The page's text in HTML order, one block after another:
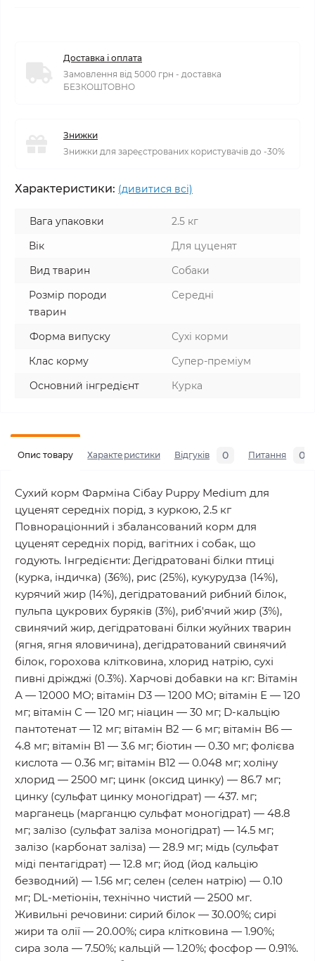
Доставка і оплата
Замовлення від 5000 грн - доставка
БЕЗКОШТОВНО
Знижки
Знижки для зареєстрованих користувачів до -30%
Характеристики: (дивитися всі)
Вага упаковки
2.5 кг
Вік
Для цуценят
Вид тварин
Собаки
Розмір породи
тварин
Середні
Форма випуску
Сухі корми
Клас корму
Супер-преміум
Основний інгредієнт
Курка
Опис товару Характеристики Відгуків 0 Питання 0
Сухий корм Фарміна Сібау Puppy Medium для
цуценят середніх порід, з куркою, 2.5 кг
Повнораціонний і збалансований корм для
цуценят середніх порід, вагітних і собак, що
годують. Інгредієнти: Дегідратовані білки птиці
(курка, індичка) (36%), рис (25%), кукурудза (14%),
курячий жир (14%), дегідратований рибний білок,
пульпа цукрових буряків (3%), риб'ячий жир (3%),
свинячий жир, дегідратовані білки жуйних тварин
(ягня, ягня яловичина), дегідратований свинячий
білок, горохова клітковина, хлорид натрію, сухі
пивні дріжджі (0.3%). Харчові добавки на кг: Вітамін
А — 12000 МО; вітамін D3 — 1200 МО; вітамін Е — 120
мг; вітамін С — 120 мг; ніацин — 30 мг; D-кальцію
пантотенат — 12 мг; вітамін В2 — 6 мг; вітамін В6 —
4.8 мг; вітамін В1 — 3.6 мг; біотин — 0.30 мг; фолієва
кислота — 0.36 мг; вітамін В12 — 0.048 мг; холіну
хлорид — 2500 мг; цинк (оксид цинку) — 86.7 мг;
цинку (сульфат цинку моногідрат) — 437. мг;
марганець (марганцю сульфат моногідрат) — 48.8
мг; залізо (сульфат заліза моногідрат) — 14.5 мг;
залізо (карбонат заліза) — 28.9 мг; мідь (сульфат
міді пентагідрат) — 12.8 мг; йод (йод кальцію
безводний) — 1.56 мг; селен (селен натрію) — 0.10
мг; DL-метіонін, технічно чистий — 2500 мг.
Живильні речовини: сирий білок — 30.00%; сирі
жири та олії — 20.00%; сира клітковина — 1.90%;
сира зола — 7.50%; кальцій — 1.20%; фосфор — 0.91%.